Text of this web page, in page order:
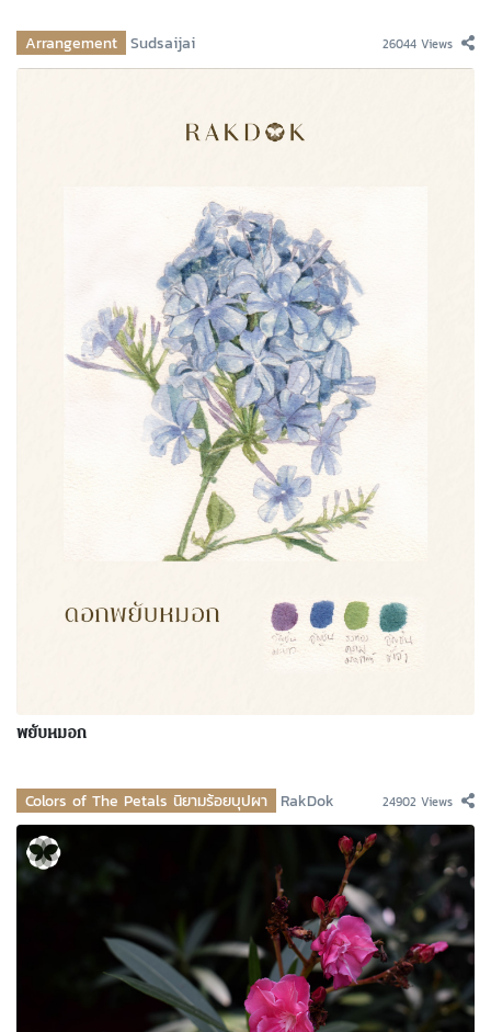
Arrangement Sudsaijai 26044 Views
พยับหมอก
Colors of The Petals นิยามร้อยบุปผา RakDok 24902 Views